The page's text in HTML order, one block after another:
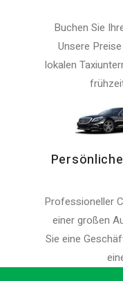
Buchen Sie
Unsere
lokalen
Professioneller
einer großen
Sie eine